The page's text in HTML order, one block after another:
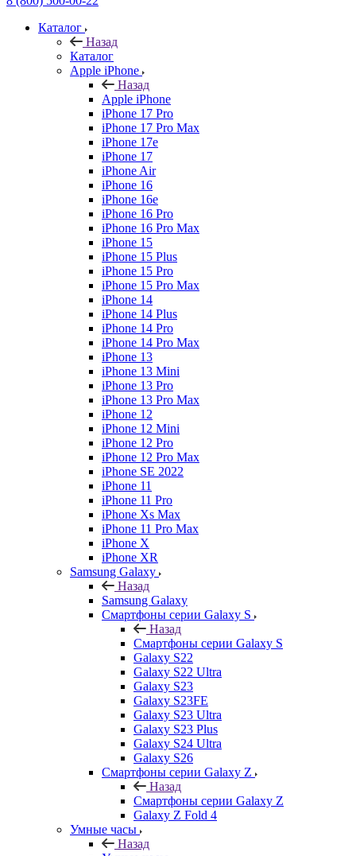
Каталог
Назад
Каталог
Apple iPhone
Назад
Apple iPhone
iPhone 17 Pro
iPhone 17 Pro Max
iPhone 17e
iPhone 17
iPhone Air
iPhone 16
iPhone 16e
iPhone 16 Pro
iPhone 16 Pro Max
iPhone 15
iPhone 15 Plus
iPhone 15 Pro
iPhone 15 Pro Max
iPhone 14
iPhone 14 Plus
iPhone 14 Pro
iPhone 14 Pro Max
iPhone 13
iPhone 13 Mini
iPhone 13 Pro
iPhone 13 Pro Max
iPhone 12
iPhone 12 Mini
iPhone 12 Pro
iPhone 12 Pro Max
iPhone SE 2022
iPhone 11
iPhone 11 Pro
iPhone Xs Max
iPhone 11 Pro Max
iPhone X
iPhone XR
Samsung Galaxy
Назад
Samsung Galaxy
Смартфоны серии Galaxy S
Назад
Смартфоны серии Galaxy S
Galaxy S22
Galaxy S22 Ultra
Galaxy S23
Galaxy S23FE
Galaxy S23 Ultra
Galaxy S23 Plus
Galaxy S24 Ultra
Galaxy S26
Смартфоны серии Galaxy Z
Назад
Смартфоны серии Galaxy Z
Galaxy Z Fold 4
Умные часы
Назад